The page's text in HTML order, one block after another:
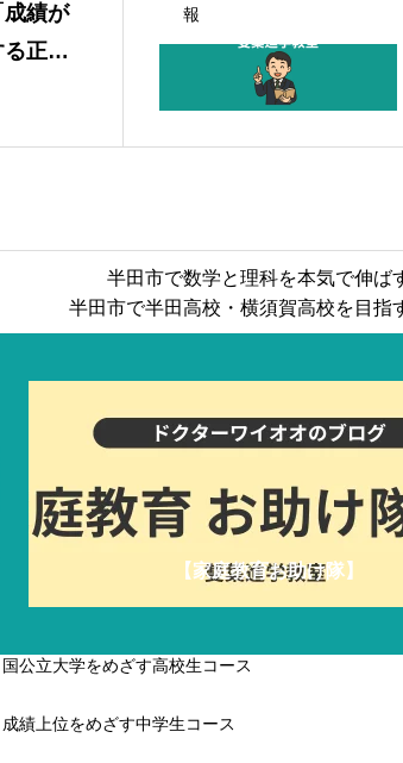
績が
正し
報
半田市で数学と理科を本気で伸ば
半田市で半田高校・横須賀高校を目指
【家庭教育お助け隊】
国公立大学をめざす高校生コース
成績上位をめざす中学生コース